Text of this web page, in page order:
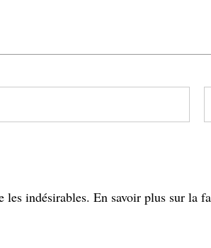
indésirables. En savoir plus sur la